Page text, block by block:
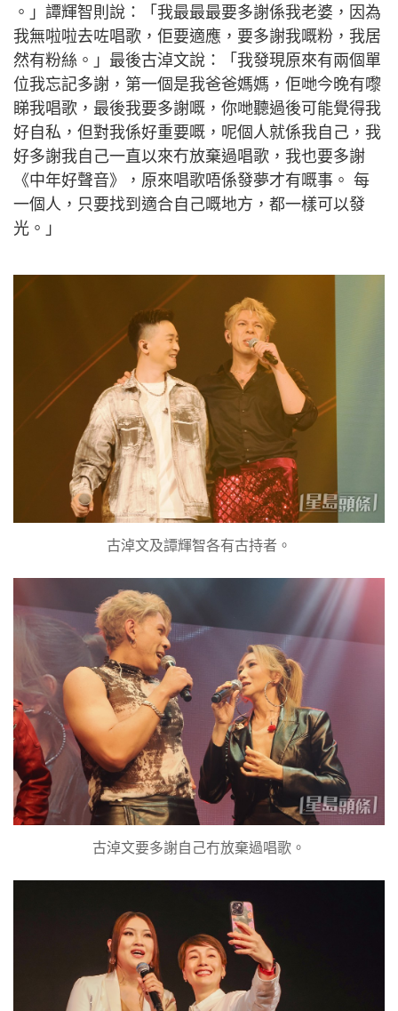
。」譚輝智則說：「我最最最要多謝係我老婆，因為
我無啦啦去咗唱歌，佢要適應，要多謝我嘅粉，我居
然有粉絲。」最後古淖文說：「我發現原來有兩個單
位我忘記多謝，第一個是我爸爸媽媽，佢哋今晚有嚟
睇我唱歌，最後我要多謝嘅，你哋聽過後可能覺得我
好自私，但對我係好重要嘅，呢個人就係我自己，我
好多謝我自己一直以來冇放棄過唱歌，我也要多謝
《中年好聲音》，原來唱歌唔係發夢才有嘅事。 每
一個人，只要找到適合自己嘅地方，都一樣可以發
光。」
古淖文及譚輝智各有古持者。
古淖文要多謝自己冇放棄過唱歌。